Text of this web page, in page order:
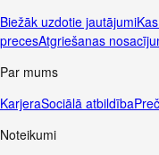
Biežāk uzdotie jautājumi
precesAtgriešanas
Par mums
KarjeraSociālā atbildība
Noteikumi